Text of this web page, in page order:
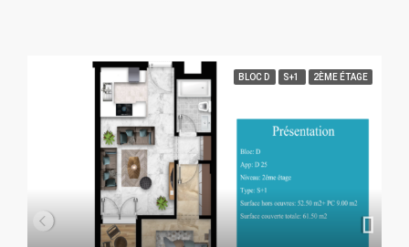
BLOC D S+1 2ÈME ÉTAGE